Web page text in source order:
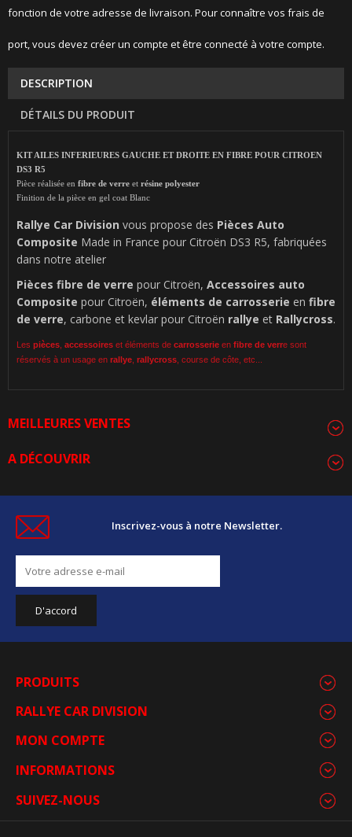
fonction de votre adresse de livraison. Pour connaître vos frais de
port, vous devez créer un compte et être connecté à votre compte.
DESCRIPTION
DÉTAILS DU PRODUIT
KIT AILES INFERIEURES GAUCHE ET DROITE EN FIBRE POUR CITROEN
DS3 R5
Pièce réalisée en fibre de verre et résine polyester
Finition de la pièce en gel coat Blanc
Rallye Car Division vous propose des Pièces Auto
Composite Made in France pour Citroën DS3 R5, fabriquées
dans notre atelier
Pièces fibre de verre pour Citroën, Accessoires auto
Composite pour Citroën, éléments de carrosserie en fibre
de verre, carbone et kevlar pour Citroën rallye et Rallycross.
Les pièces accessoires et éléments de carrosserie en fibre de verre sont
réservés à un usage en rallye rallycross , course de côte, etc...
MEILLEURES VENTES
A DÉCOUVRIR
Inscrivez-vous à notre Newsletter.
PRODUITS
RALLYE CAR DIVISION
MON COMPTE
INFORMATIONS
SUIVEZ-NOUS